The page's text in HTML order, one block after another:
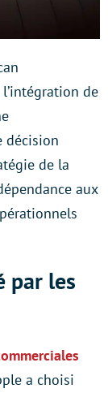
de
décision
de la
aux
par les
a choisi